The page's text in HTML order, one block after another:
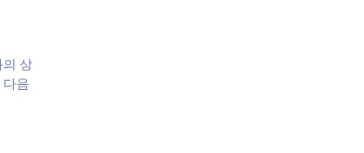
상
음